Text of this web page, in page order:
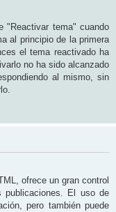
"Reactivar tema" cuando
al principio de la primera
el tema reactivado ha
no ha sido alcanzado
al mismo, sin
ofrece un gran control
publicaciones. El uso de
pero también puede